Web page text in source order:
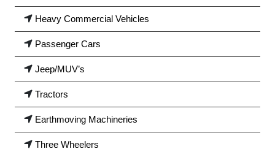
Heavy Commercial Vehicles
Passenger Cars
Jeep/MUV’s
Tractors
Earthmoving Machineries
Three Wheelers